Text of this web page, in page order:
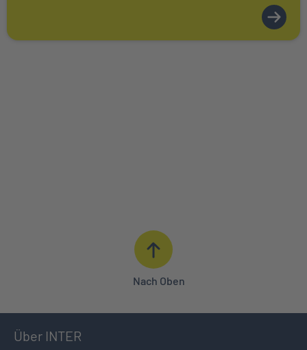
Nach Oben
Über INTER